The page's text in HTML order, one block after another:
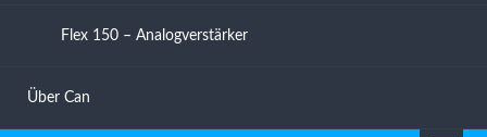
Flex 150 – Analogverstärker
Über Can